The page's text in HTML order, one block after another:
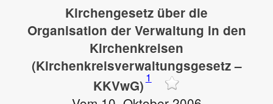
Kirchengesetz über die
Organisation der Verwaltung in den
Kirchenkreisen
(Kirchenkreisverwaltungsgesetz –
KKVwG) 1